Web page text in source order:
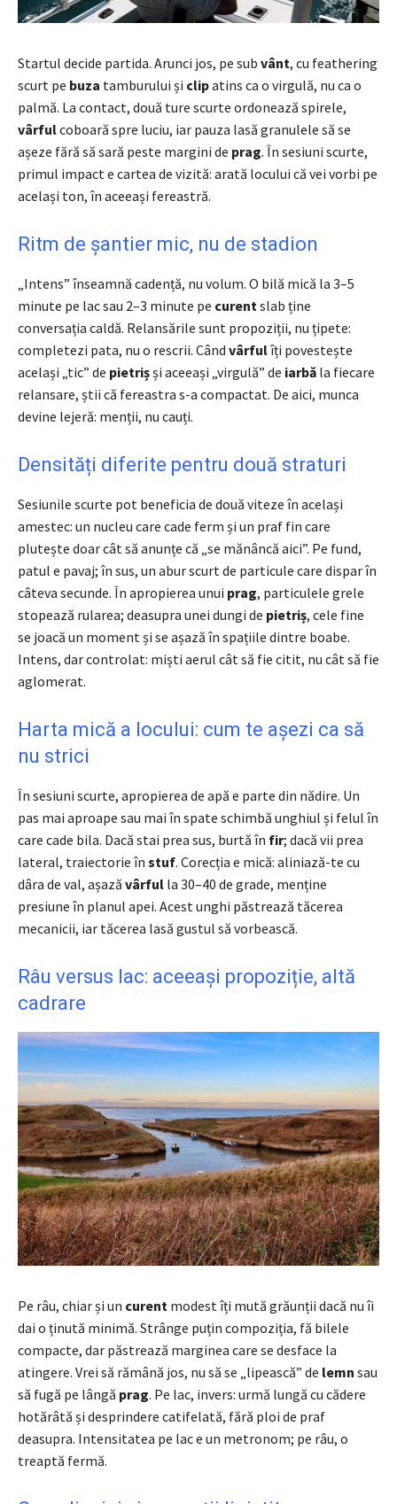
Startul decide partida. Arunci jos, pe sub vânt, cu feathering
scurt pe buza tamburului și clipatins ca o virgulă, nu ca o
palmă. La contact, două ture scurte ordonează spirele,
vârfulcoboară spre luciu, iar pauza lasă granulele să se
așeze fără să sară peste margini de prag. În sesiuni scurte,
primul impact e cartea de vizită: arată locului că vei vorbi pe
același ton, în aceeași fereastră.
Ritm de șantier mic, nu de stadion
„Intens” înseamnă cadență, nu volum. O bilă mică la 3–5
minute pe lac sau 2–3 minute pe curentslab ține
conversația caldă. Relansările sunt propoziții, nu țipete:
completezi pata, nu o rescrii. Când vârfulîți povestește
același „tic” de pietrișși aceeași „virgulă” de iarbă la fiecare
relansare, știi că fereastra s-a compactat. De aici, munca
devine lejeră: menții, nu cauți.
Densități diferite pentru două straturi
Sesiunile scurte pot beneficia de două viteze în același
amestec: un nucleu care cade ferm și un praf fin care
plutește doar cât să anunțe că „se mănâncă aici”. Pe fund,
patul e pavaj; în sus, un abur scurt de particule care dispar în
câteva secunde. În apropierea unui prag, particulele grele
stopează rularea; deasupra unei dungi de pietriș, cele fine
se joacă un moment și se așază în spațiile dintre boabe.
Intens, dar controlat: miști aerul cât să fie citit, nu cât să fie
aglomerat.
Harta mică a locului: cum te așezi ca să
nu strici
În sesiuni scurte, apropierea de apă e parte din nădire. Un
pas mai aproape sau mai în spate schimbă unghiul și felul în
care cade bila. Dacă stai prea sus, burtă în fir; dacă vii prea
lateral, traiectorie în stuf. Corecția e mică: aliniază-te cu
dâra de val, așază vârful la 30–40 de grade, menține
presiune în planul apei. Acest unghi păstrează tăcerea
mecanicii, iar tăcerea lasă gustul să vorbească.
Râu versus lac: aceeași propoziție, altă
cadrare
Pe râu, chiar și un curent modest îți mută grăunții dacă nu îi
dai o ținută minimă. Strânge puțin compoziția, fă bilele
compacte, dar păstrează marginea care se desface la
atingere. Vrei să rămână jos, nu să se „lipească” de lemn sau
să fugă pe lângă prag. Pe lac, invers: urmă lungă cu cădere
hotărâtă și desprindere catifelată, fără ploi de praf
deasupra. Intensitatea pe lac e un metronom; pe râu, o
treaptă fermă.